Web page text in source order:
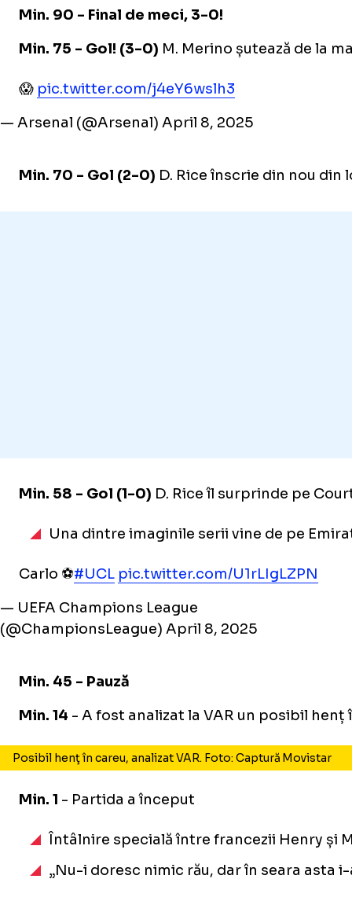
Min. 90 - Final de meci, 3-0!
Min. 75 - Gol! (3-0) M. Merino șutează de la
😱 pic.twitter.com/j4eY6wslh3
— Arsenal (@Arsenal) April 8, 2025
Min. 70 - Gol (2-0) D. Rice înscrie din nou
Min. 58 - Gol (1-0) D. Rice îl surprinde pe
Una dintre imaginile serii vine de pe
Carlo ⚽#UCL pic.twitter.com/U1rLIgLZPN
— UEFA Champions League
(@ChampionsLeague) April 8, 2025
Min. 45 - Pauză
Min. 14 - A fost analizat la VAR un posibil
Posibil henţ în careu, analizat VAR. Foto: Captură Movistar
Min. 1 - Partida a început
Întâlnire specială între francezii Henry și
„Nu-i doresc nimic rău, dar în seara asta